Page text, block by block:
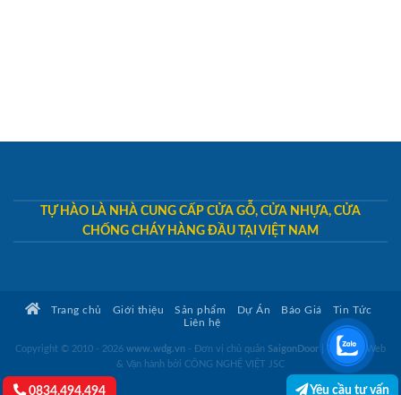
TỰ HÀO LÀ NHÀ CUNG CẤP CỬA GỖ, CỬA NHỰA, CỬA
CHỐNG CHÁY HÀNG ĐẦU TẠI VIỆT NAM
Trang chủ Giới thiệu Sản phẩm Dự Án Báo Giá
Tin Tức
Liên hệ
Copyright © 2010 - 2026 www.wdg.vn - Đơn vị chủ quản SaigonDoor
Thiết kế Web
& Vận hành bởi CÔNG NGHỆ VIỆT JSC
0834.494.494 Yêu cầu tư vấn